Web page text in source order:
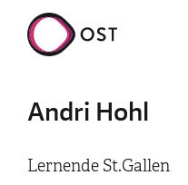
Andri Hohl
Lernende St.Gallen